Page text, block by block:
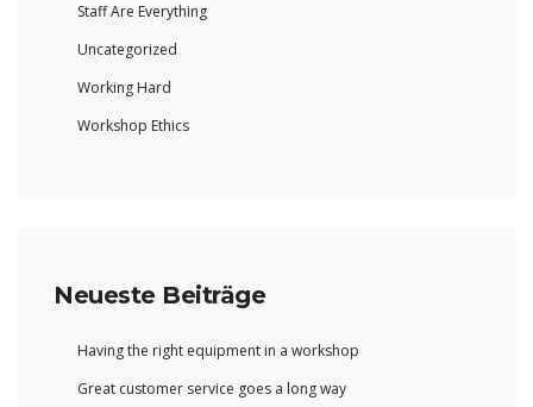
Staff Are Everything
Uncategorized
Working Hard
Workshop Ethics
Neueste Beiträge
Having the right equipment in a workshop
Great customer service goes a long way